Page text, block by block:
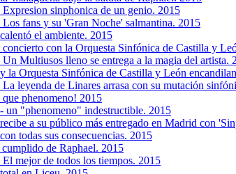
Expresion sinphonica de un genio. 2015
Los fans y su 'Gran Noche' salmantina. 2015
el ambiente. 2015
concierto con la Orquesta Sinfónica de Castilla y
Un Multiusos lleno se entrega a la magia del artista.
la Orquesta Sinfónica de Castilla y León
La leyenda de Linares arrasa con su mutación
que phenomeno! 2015
un "phenomeno" indestructible. 2015
a su público más entregado en Madrid con
todas sus consecuencias. 2015
de Raphael. 2015
El mejor de todos los tiempos. 2015